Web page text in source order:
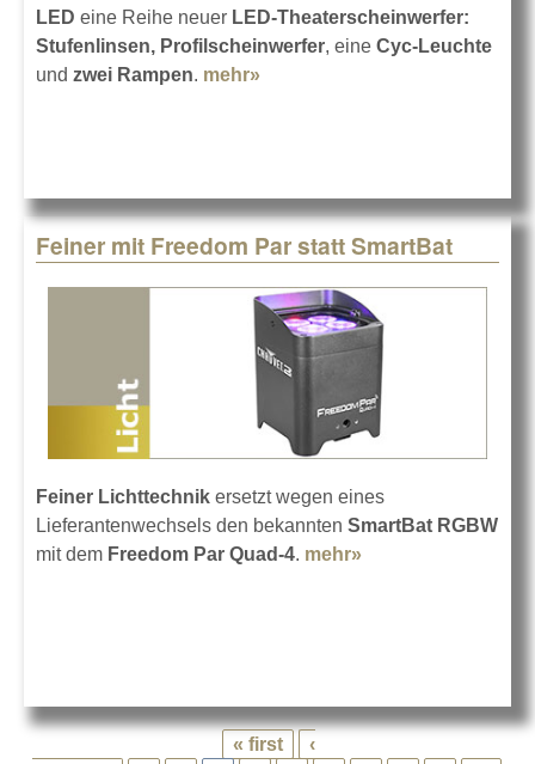
LED eine Reihe neuer LED-Theaterscheinwerfer:
Stufenlinsen, Profilscheinwerfer, eine Cyc-Leuchte
und zwei Rampen. mehr»
Feiner mit Freedom Par statt SmartBat
Feiner Lichttechnik ersetzt wegen eines
Lieferantenwechsels den bekannten SmartBat RGBW
mit dem Freedom Par Quad-4. mehr»
« first
‹